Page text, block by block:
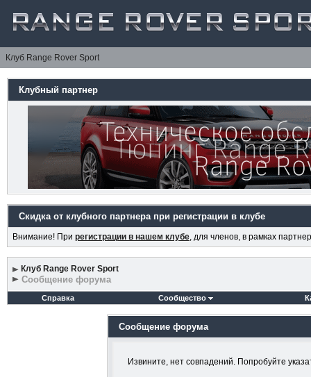
Клуб Range Rover Sport
Клубный партнер
Скидка от клубного партнера при регистрации в клубе
Внимание! При регистрации в нашем клубе, для членов, в рамках
Клуб Range Rover Sport
Сообщение форума
Справка Сообщество
Сообщение форума
Извините, нет совпадений. Попробуйте